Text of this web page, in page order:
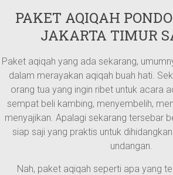
PAKET AQIQAH
JAKARTA TIMUR
Paket aqiqah yang ada sekarang,
dalam merayakan aqiqah buah hati.
orang tua yang ingin ribet untuk acara
sempat beli kambing, menyembelih,
menyajikan. Apalagi sekarang tersebar
siap saji yang praktis untuk
undangan.
Nah, paket aqiqah seperti apa yang